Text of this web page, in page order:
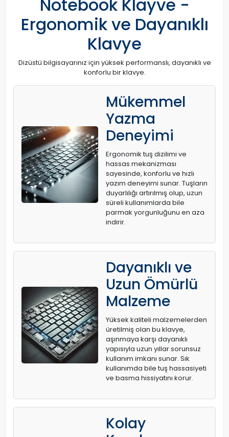
Notebook Klayve -
Ergonomik ve Dayanıklı
Klavye
Dizüstü bilgisayarınız için yüksek performanslı, dayanıklı ve
konforlu bir klavye.
Mükemmel
Yazma
Deneyimi
Ergonomik tuş dizilimi ve
hassas mekanizması
sayesinde, konforlu ve hızlı
yazım deneyimi sunar. Tuşların
duyarlılığı artırılmış olup, uzun
süreli kullanımlarda bile
parmak yorgunluğunu en aza
indirir.
Dayanıklı ve
Uzun Ömürlü
Malzeme
Yüksek kaliteli malzemelerden
üretilmiş olan bu klavye,
aşınmaya karşı dayanıklı
yapısıyla uzun yıllar sorunsuz
kullanım imkanı sunar. Sık
kullanımda bile tuş hassasiyeti
ve basma hissiyatını korur.
Kolay